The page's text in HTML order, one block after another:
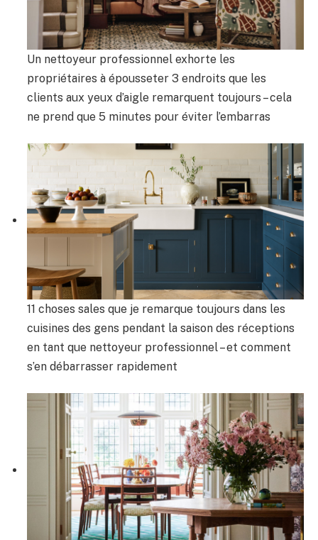
Un nettoyeur professionnel exhorte les
propriétaires à épousseter 3 endroits que les
clients aux yeux d’aigle remarquent toujours – cela
ne prend que 5 minutes pour éviter l’embarras
11 choses sales que je remarque toujours dans les
cuisines des gens pendant la saison des réceptions
en tant que nettoyeur professionnel – et comment
s’en débarrasser rapidement